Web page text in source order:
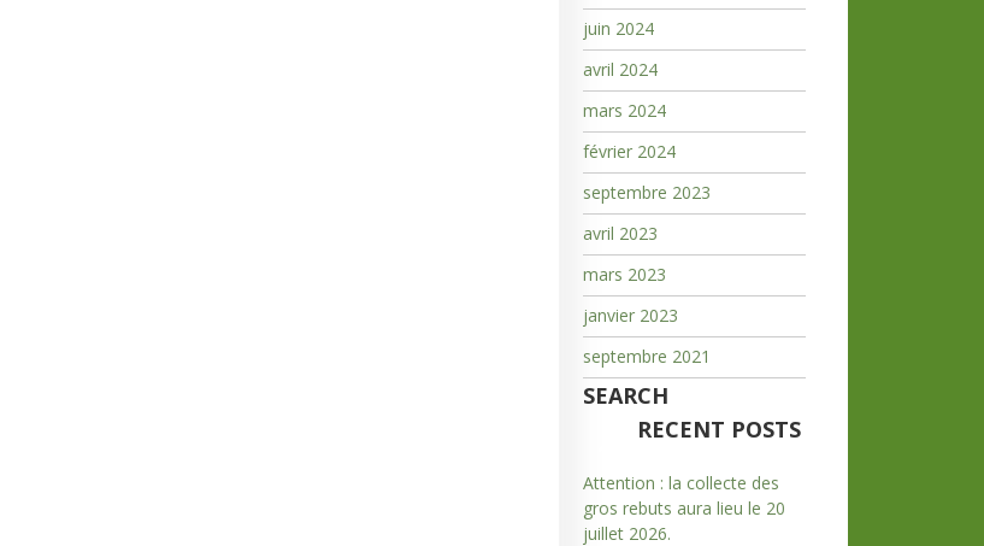
juin 2024
avril 2024
mars 2024
février 2024
septembre 2023
avril 2023
mars 2023
janvier 2023
septembre 2021
SEARCH
RECENT POSTS
Attention : la collecte des
gros rebuts aura lieu le 20
juillet 2026.